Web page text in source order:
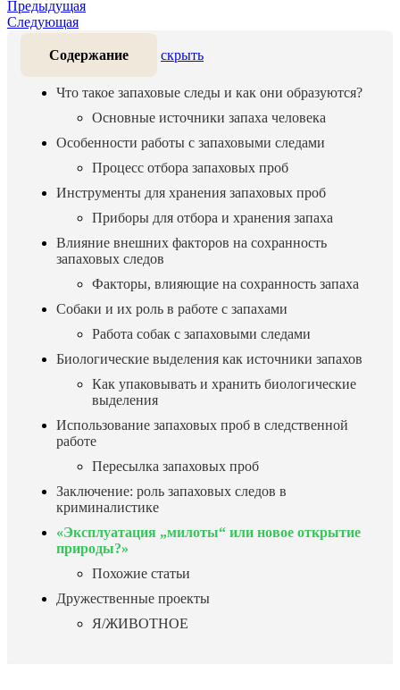
Предыдущая
Следующая
Содержание скрыть
Что такое запаховые следы и как они образуются?
Основные источники запаха человека
Особенности работы с запаховыми следами
Процесс отбора запаховых проб
Инструменты для хранения запаховых проб
Приборы для отбора и хранения запаха
Влияние внешних факторов на сохранность
запаховых следов
Факторы, влияющие на сохранность запаха
Собаки и их роль в работе с запахами
Работа собак с запаховыми следами
Биологические выделения как источники запахов
Как упаковывать и хранить биологические
выделения
Использование запаховых проб в следственной
работе
Пересылка запаховых проб
Заключение: роль запаховых следов в
криминалистике
«Эксплуатация „милоты“ или новое открытие
природы?»
Похожие статьи
Дружественные проекты
Я/ЖИВОТНОЕ